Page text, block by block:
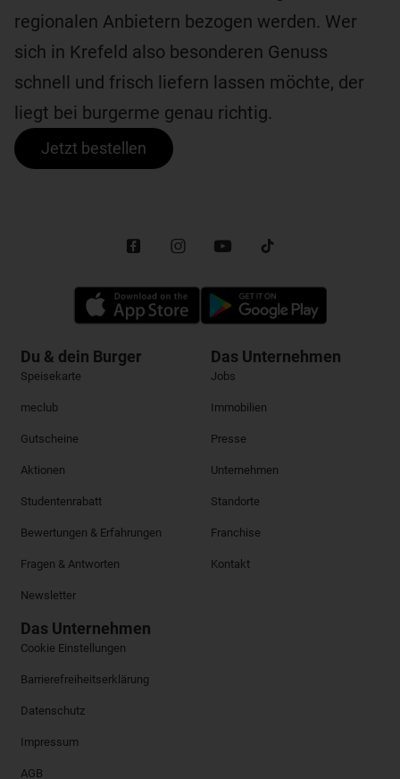
regionalen Anbietern bezogen werden. Wer
sich in Krefeld also besonderen Genuss
schnell und frisch liefern lassen möchte, der
liegt bei burgerme genau richtig.
Jetzt bestellen
Du & dein Burger
Speisekarte
meclub
Gutscheine
Aktionen
Studentenrabatt
Bewertungen & Erfahrungen
Fragen & Antworten
Newsletter
Das Unternehmen
Jobs
Immobilien
Presse
Unternehmen
Standorte
Franchise
Kontakt
Das Unternehmen
Cookie Einstellungen
Barrierefreiheitserklärung
Datenschutz
Impressum
AGB